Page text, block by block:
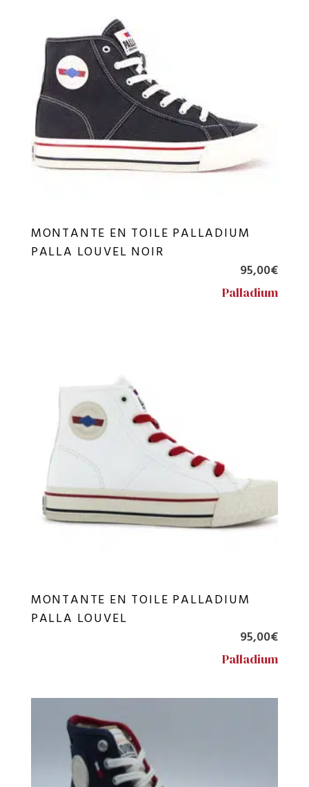
plus
ancien
MONTANTE EN TOILE PALLADIUM
PALLA LOUVEL NOIR
95,00€
Palladium
MONTANTE EN TOILE PALLADIUM
PALLA LOUVEL
95,00€
Palladium